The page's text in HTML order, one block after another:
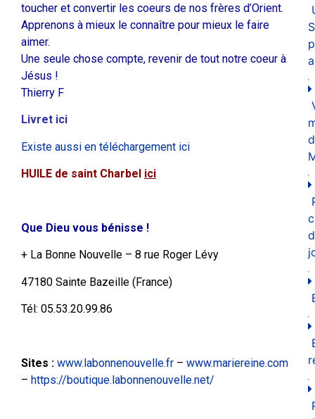
toucher et convertir les coeurs de nos frères d’Orient.
Apprenons à mieux le connaître pour mieux le faire
aimer.
Une seule chose compte, revenir de tout notre coeur à
Jésus !
Thierry F
Livret ici
Existe aussi en téléchargement ici
HUILE de saint Charbel ici
Que Dieu vous bénisse !
+ La Bonne Nouvelle – 8 rue Roger Lévy
47180 Sainte Bazeille (France)
Tél: 05.53.20.99.86
Sites : www.labonnenouvelle.fr – www.mariereine.com
– https://boutique.labonnenouvelle.net/